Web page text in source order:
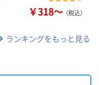
￥318～ （税込）
ランキングをもっと見る